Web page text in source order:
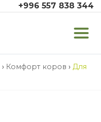
+996 557 838 344
› Комфорт коров › Для